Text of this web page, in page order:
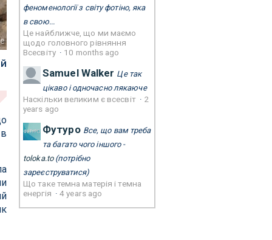
феноменології з світу фотіно, яка
в свою...
Це найближче, що ми маємо
щодо головного рівняння
Всесвіту · 10 months ago
Samuel Walker Це так
цікаво і одночасно лякаюче
Наскільки великим є всесвіт · 2
years ago
Футуро Все, що вам треба
та багато чого іншого -
toloka.to(потрібно
зареєструватися)
Що таке темна матерія і темна
енергія ·4 years ago